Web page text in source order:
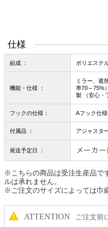
仕様
組成 ： ポリエステ
機能・仕様 ：
ミラー、遮
率70～75%
製 （安心・
フックの仕様： Aフック仕
付属品 ： アジャスタ
発送予定日 ：
※こちらの商品は受注生産品で
ルは承れません。
※ご注文のサイズによっては巾
ATTENTION ご注文前